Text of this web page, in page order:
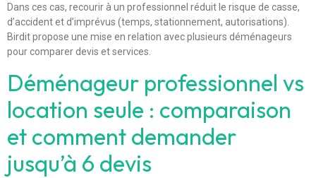
Dans ces cas, recourir à un professionnel réduit le risque de casse,
d’accident et d’imprévus (temps, stationnement, autorisations).
Birdit propose une mise en relation avec plusieurs déménageurs
pour comparer devis et services.
Déménageur professionnel vs
location seule : comparaison
et comment demander
jusqu’à 6 devis